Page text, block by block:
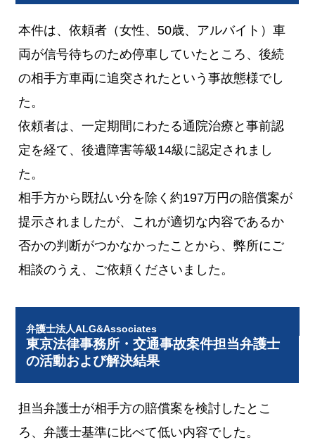
本件は、依頼者（女性、50歳、アルバイト）車
両が信号待ちのため停車していたところ、後続
の相手方車両に追突されたという事故態様でし
た。
依頼者は、一定期間にわたる通院治療と事前認
定を経て、後遺障害等級14級に認定されまし
た。
相手方から既払い分を除く約197万円の賠償案が
提示されましたが、これが適切な内容であるか
否かの判断がつかなかったことから、弊所にご
相談のうえ、ご依頼くださいました。
弁護士法人ALG&Associates
東京法律事務所・交通事故案件担当弁護士
の活動および解決結果
担当弁護士が相手方の賠償案を検討したとこ
ろ、弁護士基準に比べて低い内容でした。